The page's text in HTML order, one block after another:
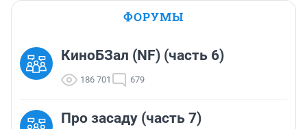
ФОРУМЫ
КиноБЗал (NF) (часть 6)
186 701 679
Про засаду (часть 7)